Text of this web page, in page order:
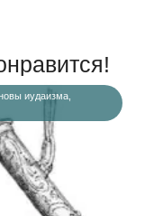
иудаизма